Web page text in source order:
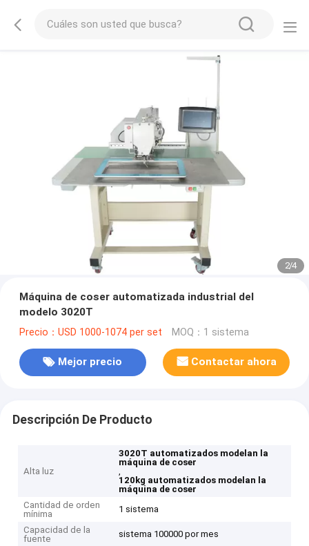
2/4
Máquina de coser automatizada industrial del
modelo 3020T
Precio：USD 1000-1074 per set MOQ：1 sistema
Mejor precio Contactar ahora
Descripción De Producto
Alta luz
3020T automatizados modelan la
máquina de coser
,
120kg automatizados modelan la
máquina de coser
Cantidad de orden
mínima
1 sistema
Capacidad de la
fuente
sistema 100000 por mes